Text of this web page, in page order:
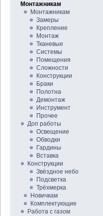
Монтажникам
Монтажникам
Замеры
Крепление
Монтаж
Тканевые
Системы
Помещения
Сложности
Конструкции
Браки
Полотна
Демонтаж
Инструмент
Прочее
Доп работы
Освещение
Обводки
Гардины
Вставка
Конструкции
Звёздное небо
Подсветка
Трёхмерка
Новичкам
Комплектующие
Работа с газом